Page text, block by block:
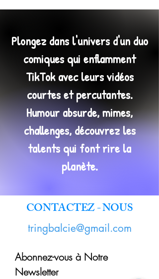
Plongez dans l'univers d'un duo
comiques qui enflamment
TikTok avec leurs vidéos
courtes et percutantes.
Humour absurde, mimes,
challenges, découvrez les
talents qui font rire la
planète.
CONTACTEZ - NOUS
tringbalcie@gmail.com
Abonnez-vous à Notre
Newsletter